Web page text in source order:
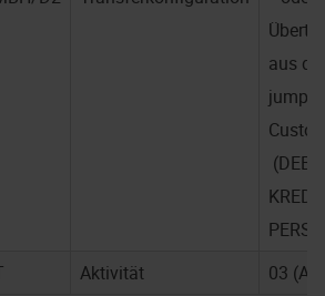
aus
Aktivität 03